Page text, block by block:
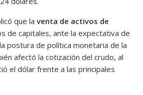
que la venta de activos de
de capitales, ante la expectativa de
postura de política monetaria de la
afectó la cotización del crudo, al
el dólar frente a las principales